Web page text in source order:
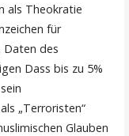
als Theokratie
für
Daten des
Dass bis zu 5%
„Terroristen“
Glauben